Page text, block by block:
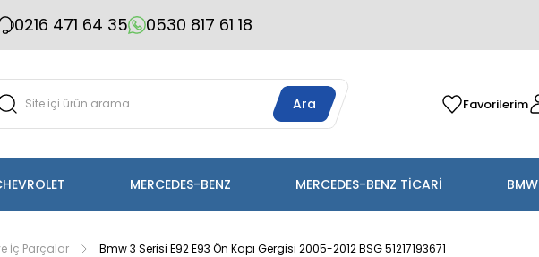
0216 471 64 35 0530 817 61 18
Ara Favorilerim
MERCEDES-BENZ MERCEDES-BENZ TİCARİ BMW
İç Parçalar Bmw 3 Serisi E92 E93 Ön Kapı Gergisi 2005-2012 BSG 51217193671